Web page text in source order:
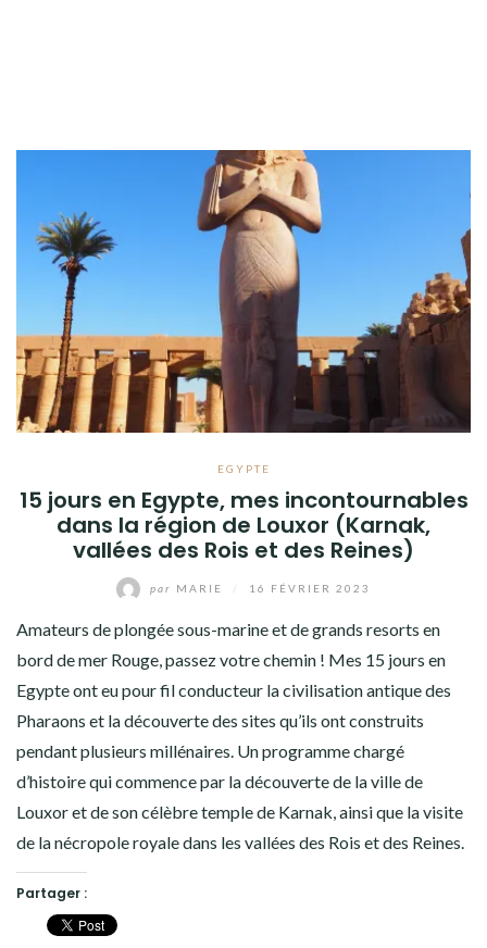
EGYPTE
15 jours en Egypte, mes incontournables
dans la région de Louxor (Karnak,
vallées des Rois et des Reines)
par MARIE 16 FÉVRIER 2023
Amateurs de plongée sous-marine et de grands resorts en
bord de mer Rouge, passez votre chemin ! Mes 15 jours en
Egypte ont eu pour fil conducteur la civilisation antique des
Pharaons et la découverte des sites qu’ils ont construits
pendant plusieurs millénaires. Un programme chargé
d’histoire qui commence par la découverte de la ville de
Louxor et de son célèbre temple de Karnak, ainsi que la visite
de la nécropole royale dans les vallées des Rois et des Reines.
Partager :